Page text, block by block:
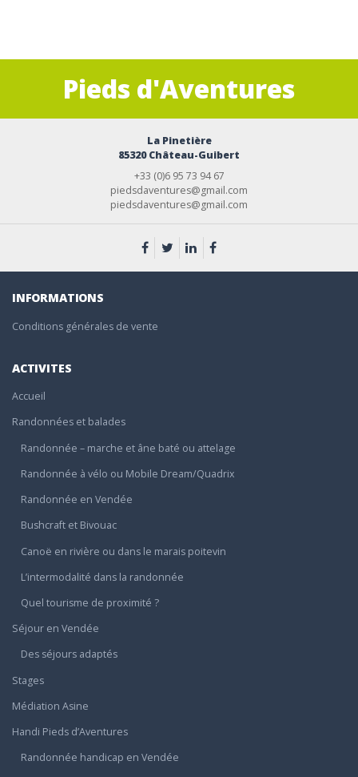
Pieds d'Aventures
La Pinetière
85320 Château-Guibert
+33 (0)6 95 73 94 67
piedsdaventures@gmail.com
piedsdaventures@gmail.com
INFORMATIONS
Conditions générales de vente
ACTIVITES
Accueil
Randonnées et balades
Randonnée – marche et âne baté ou attelage
Randonnée à vélo ou Mobile Dream/Quadrix
Randonnée en Vendée
Bushcraft et Bivouac
Canoë en rivière ou dans le marais poitevin
L’intermodalité dans la randonnée
Quel tourisme de proximité ?
Séjour en Vendée
Des séjours adaptés
Stages
Médiation Asine
Handi Pieds d’Aventures
Randonnée handicap en Vendée